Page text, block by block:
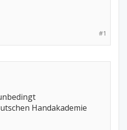
#1
Handakademie